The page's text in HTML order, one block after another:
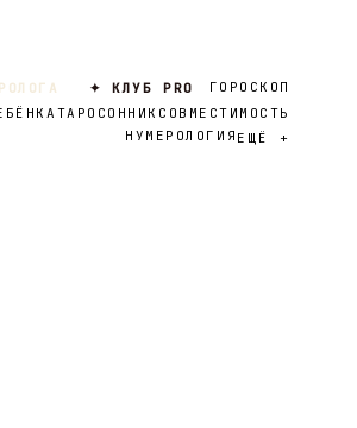
✦ КЛУБ PRO
ГОРОСКОП
ТАРО СОННИК СОВМЕСТИМОСТЬ
НУМЕРОЛОГИЯ ЕЩЁ +